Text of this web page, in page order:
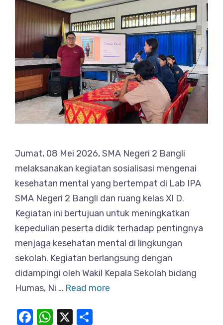
Jumat, 08 Mei 2026, SMA Negeri 2 Bangli
melaksanakan kegiatan sosialisasi mengenai
kesehatan mental yang bertempat di Lab IPA
SMA Negeri 2 Bangli dan ruang kelas XI D.
Kegiatan ini bertujuan untuk meningkatkan
kepedulian peserta didik terhadap pentingnya
menjaga kesehatan mental di lingkungan
sekolah. Kegiatan berlangsung dengan
didampingi oleh Wakil Kepala Sekolah bidang
Humas, Ni … Read more
F
W X